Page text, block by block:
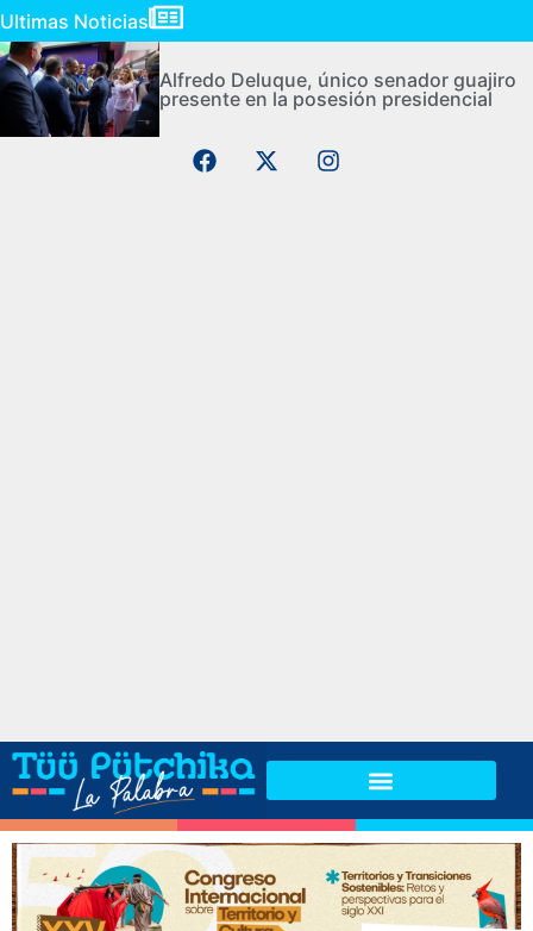
Ultimas Noticias
Alfredo Deluque, único senador guajiro
presente en la posesión presidencial